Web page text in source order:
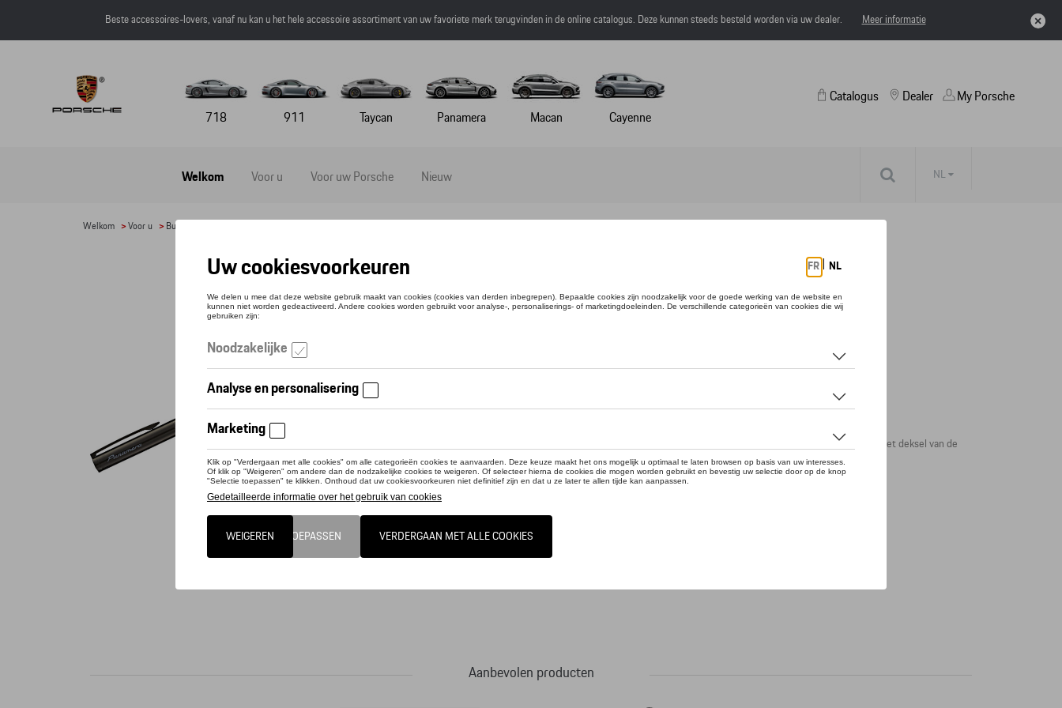
Beste accessoires-lovers, vanaf nu kan u het hele accessoire assortiment van uw favoriete merk terugvinden in de online catalogus. Deze kunnen steeds besteld worden via uw dealer. Meer informatie
718 911 Taycan Panamera Macan Cayenne
Catalogus
Welkom Voor u Voor uw Porsche Nieuw
Dealer My Porsche
NL
Welkom >Voor u > Bureau benodigdheden
BALPEN PANAMERA
Referentie: WAP0512080NPAN
Contacteer uw dealer om te bestellen
Prestaties op papier: de hoogwaardige Porsche balpen met blauwe vulling. Het Porsche-logo en de Panamera-modelnaam sieren het deksel van de
pen. Het ergonomische ontwerp zorgt ervoor dat de pen comfortabel in de hand ligt bij het schrijven.
Aanbevolen producten